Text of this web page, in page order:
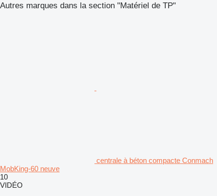
Autres marques dans la section "Matériel de TP"
centrale à béton compacte Conmach
MobKing-60 neuve
10
VIDÉO